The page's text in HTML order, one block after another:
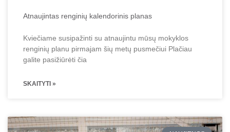
Atnaujintas renginių kalendorinis planas
Kviečiame susipažinti su atnaujintu mūsų mokyklos
renginių planu pirmajam šių metų pusmečiui Plačiau
galite pasižiūrėti čia
SKAITYTI »